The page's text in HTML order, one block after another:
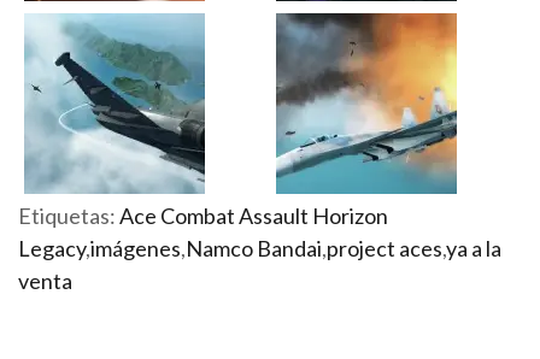
Etiquetas:Ace Combat Assault Horizon
Legacy,imágenes,Namco Bandai,project aces,ya a la
venta